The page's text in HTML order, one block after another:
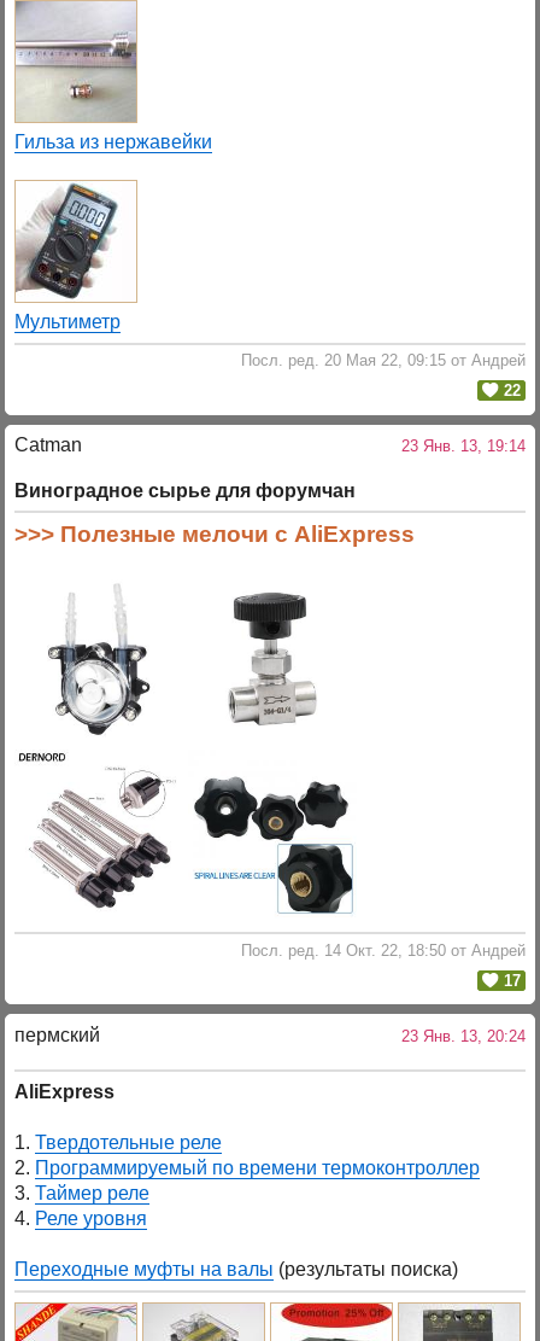
Гильза из нержавейки
Мультиметр
Посл. ред. 20 Мая 22, 09:15 от Андрей
22
Catman 23 Янв. 13, 19:14
Виноградное сырье для форумчан
>>> Полезные мелочи с AliExpress
Посл. ред. 14 Окт. 22, 18:50 от Андрей
17
пермский 23 Янв. 13, 20:24
AliExpress
1.Твердотельные реле
2. Программируемый по времени термоконтроллер
3.Таймер реле
4. Реле уровня
Переходные муфты на валы (результаты поиска)